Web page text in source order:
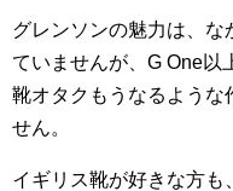
グレンソンの魅力は、
ていませんが、G One以
靴オタクもうなるような
せん。
イギリス靴が好きな方も